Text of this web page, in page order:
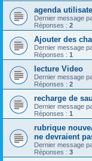
agenda
Dernier message
Réponses : 2
Ajouter des
Dernier message
Réponses : 1
lecture Video
Dernier message
Réponses : 2
recharge de
Dernier message
Réponses : 1
rubrique
ne devraient
Dernier message
Réponses : 3